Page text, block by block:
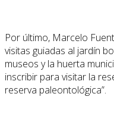
Por último, Marcelo
visitas guiadas al jardín
museos y la huerta
inscribir para visitar la
reserva paleontológica”.